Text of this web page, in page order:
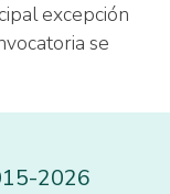
excepción
se
-2026